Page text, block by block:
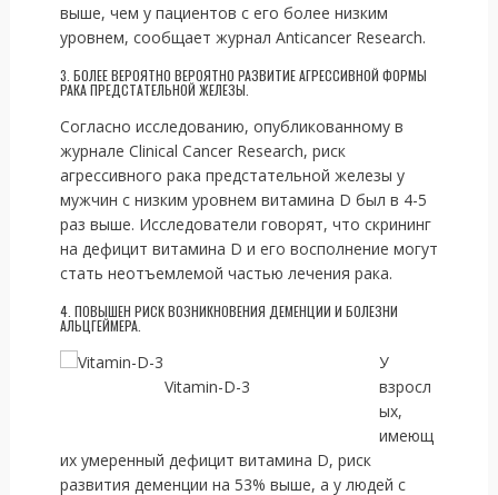
выше, чем у пациентов с его более низким
уровнем, сообщает журнал Anticancer Research.
3. БОЛЕЕ ВЕРОЯТНО ВЕРОЯТНО РАЗВИТИЕ АГРЕССИВНОЙ ФОРМЫ
РАКА ПРЕДСТАТЕЛЬНОЙ ЖЕЛЕЗЫ.
Согласно исследованию, опубликованному в
журнале Clinical Cancer Research, риск
агрессивного рака предстательной железы у
мужчин с низким уровнем витамина D был в 4-5
раз выше. Исследователи говорят, что скрининг
на дефицит витамина D и его восполнение могут
стать неотъемлемой частью лечения рака.
4. ПОВЫШЕН РИСК ВОЗНИКНОВЕНИЯ ДЕМЕНЦИИ И БОЛЕЗНИ
АЛЬЦГЕЙМЕРА.
Vitamin-D-3
У
взросл
ых,
имеющ
их умеренный дефицит витамина D, риск
развития деменции на 53% выше, а у людей с